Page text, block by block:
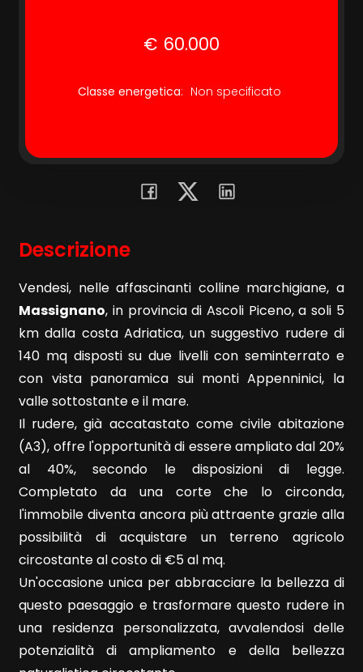
€ 60.000
Classe energetica: Non specificato
Descrizione
Vendesi, nelle affascinanti colline marchigiane, a
Massignano, in provincia di Ascoli Piceno, a soli 5
km dalla costa Adriatica, un suggestivo rudere di
140 mq disposti su due livelli con seminterrato e
con vista panoramica sui monti Appenninici, la
valle sottostante e il mare.
Il rudere, già accatastato come civile abitazione
(A3), offre l'opportunità di essere ampliato dal 20%
al 40%, secondo le disposizioni di legge.
Completato da una corte che lo circonda,
l'immobile diventa ancora più attraente grazie alla
possibilità di acquistare un terreno agricolo
circostante al costo di €5 al mq.
Un'occasione unica per abbracciare la bellezza di
questo paesaggio e trasformare questo rudere in
una residenza personalizzata, avvalendosi delle
potenzialità di ampliamento e della bellezza
Prezzo
Totale
Locali
minimi
Qualsiasi
1
2